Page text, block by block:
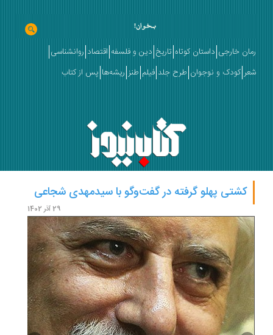
رمان خارجی داستان کوتاه تاریخ دین و فلسفه اقتصاد روانشناسی
شعر کودک و نوجوان طرح جلد فیلم طنز ریشه‌ها پس از کتاب
کشتی پهلو گرفته در گفت‌وگو با سیدمهدی شجاعی
29 آذر 1402